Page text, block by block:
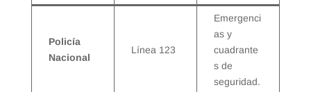
Policía
Nacional
Línea 123
Emergenci
as y
cuadrante
s de
seguridad.